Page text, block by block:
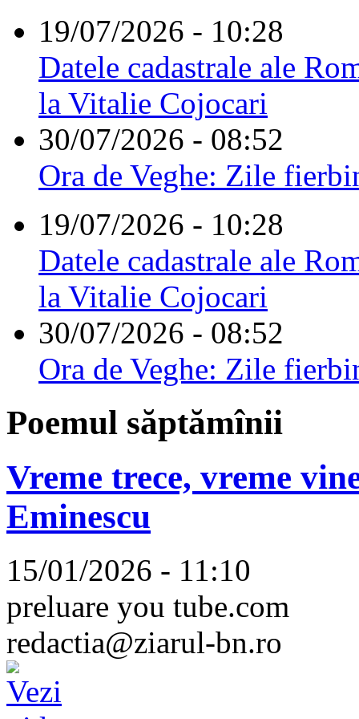
19/07/2026 - 10:28
Datele cadastrale ale
la Vitalie Cojocari
30/07/2026 - 08:52
Ora de Veghe: Zile
19/07/2026 - 10:28
Datele cadastrale ale
la Vitalie Cojocari
30/07/2026 - 08:52
Ora de Veghe: Zile
Poemul săptămînii
Vreme trece, vreme
Eminescu
15/01/2026 - 11:10
preluare you tube.com
redactia@ziarul-bn.ro